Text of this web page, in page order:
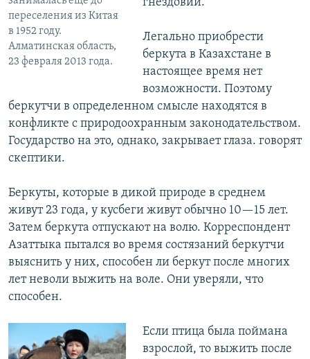
переселения из Китая
в 1952 году.
Алматинская область,
23 февраля 2013 года.
гнездовий.
Легально приобрести
беркута в Казахстане в
настоящее время нет
возможности. Поэтому
беркутчи в определенном смысле находятся в
конфликте с природоохранным законодательством.
Государство на это, однако, закрывает глаза. говорят
скептики.
Беркуты, которые в дикой природе в среднем
живут 23 года, у кусбеги живут обычно 10—15 лет.
Затем беркута отпускают на волю. Корреспондент
Азаттыка пытался во время состязаний беркутчи
выяснить у них, способен ли беркут после многих
лет неволи выжить на воле. Они уверяли, что
способен.
Если птица была поймана
взрослой, то выжить после